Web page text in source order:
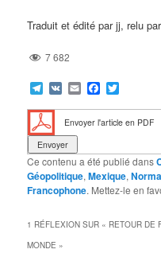
Traduit et édité par jj, relu
7 682
Telegram
VK EmailFacebook
Envoyer l'article en PDF
Ce contenu a été publié dans
Géopolitique,Mexique,
Francophone. Mettez-le en
1 RÉFLEXION SUR « RETOUR DE
MONDE »